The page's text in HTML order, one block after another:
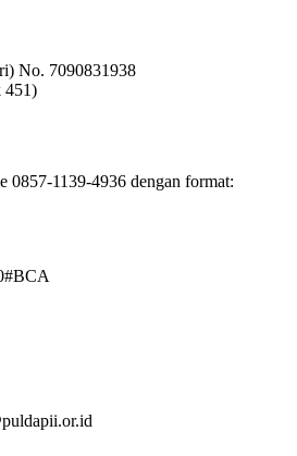
No. 7090831938
451)
1139-4936 dengan format: